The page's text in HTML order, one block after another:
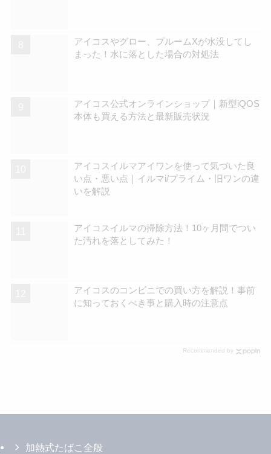
アイコスやグロー、プルームXが水没してし
まった！水に落とした場合の対処法
アイコス公式オンラインショップ｜新型iQOS
本体も買える方法と最新販売状況
アイコスイルマアイワンを使って気づいた良
い点・悪い点｜イルマi/プライム・旧ワンの違
いを解説
アイコスイルマの掃除方法！10ヶ月間でつい
た汚れを落としてみた！
アイコスのコンビニでの買い方を解説！事前
に知っておくべき事と購入時の注意点
Recommended by
加熱式たばこ全般